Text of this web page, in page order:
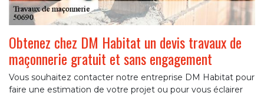
Obtenez chez DM Habitat un devis travaux de
maçonnerie gratuit et sans engagement
Vous souhaitez contacter notre entreprise DM Habitat pour
faire une estimation de votre projet ou pour vous éclairer